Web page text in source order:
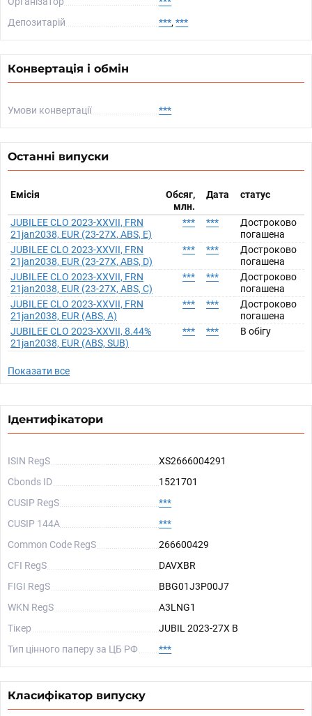
Депозитарій
***, ***
Конвертація і обмін
Умови конвертації ***
Останні випуски
Емісія
Обсяг,
млн.
Дата статус
JUBILEE CLO 2023-XXVII, FRN
21jan2038, EUR (23-27X, ABS, E)
*** ***
Достроково
погашена
JUBILEE CLO 2023-XXVII, FRN
21jan2038, EUR (23-27X, ABS, D)
*** ***
Достроково
погашена
JUBILEE CLO 2023-XXVII, FRN
21jan2038, EUR (23-27X, ABS, C)
*** ***
Достроково
погашена
JUBILEE CLO 2023-XXVII, FRN
21jan2038, EUR (ABS, A)
*** ***
Достроково
погашена
JUBILEE CLO 2023-XXVII, 8.44%
21jan2038, EUR (ABS, SUB)
*** *** В обігу
Показати все
Ідентифікатори
ISIN RegS
XS2666004291
Cbonds ID
1521701
CUSIP RegS
***
CUSIP 144A
***
Common Code RegS
266600429
CFI RegS
DAVXBR
FIGI RegS
BBG01J3P00J7
WKN RegS
A3LNG1
Тікер
JUBIL 2023-27X B
Тип цінного паперу за ЦБ РФ
***
Класифікатор випуску